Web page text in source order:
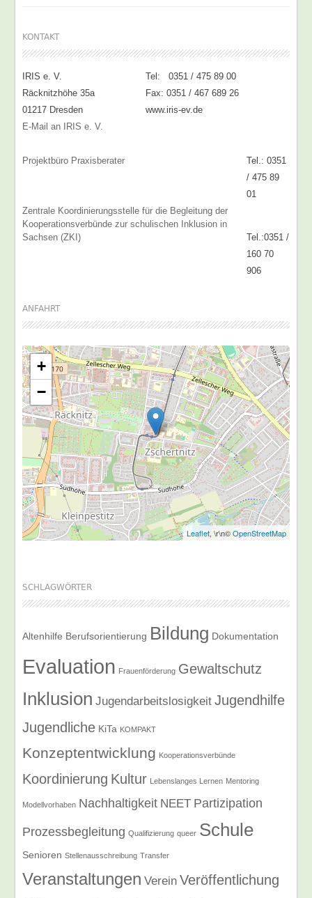
KONTAKT
IRIS e. V.
Tel: 0351 / 475 89 00
Räcknitzhöhe 35a
Fax: 0351 / 467 689 26
01217 Dresden
www.iris-ev.de
E-Mail an IRIS e. V.
Projektbüro Praxisberater
Tel.: 0351
/ 475 89
01
Zentrale Koordinierungsstelle für die Begleitung der
Kooperationsverbünde zur schulischen Inklusion in
Sachsen (ZKI)
Tel.:0351 /
160 70
906
ANFAHRT
+
−
Leaflet, \r\n©OpenStreetMap
SCHLAGWÖRTER
Altenhilfe Berufsorientierung Bildung Dokumentation
Evaluation Frauenförderung Gewaltschutz
Inklusion Jugendarbeitslosigkeit Jugendhilfe
Jugendliche KiTa KOMPAKT
Konzeptentwicklung Kooperationsverbünde
Koordinierung Kultur Lebenslanges Lernen Mentoring
Modellvorhaben Nachhaltigkeit NEET Partizipation
Prozessbegleitung Qualifizierung queer Schule
Senioren Stellenausschreibung Transfer
Veranstaltungen Verein Veröffentlichung